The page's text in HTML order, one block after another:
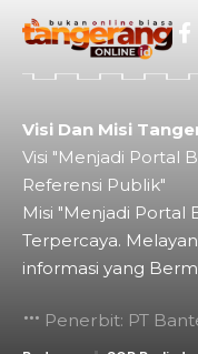
Visi Dan Misi
Visi "Menjadi Portal
Referensi Publik"
Misi "Menjadi Portal
Terpercaya.
informasi yang
Penerbit: PT